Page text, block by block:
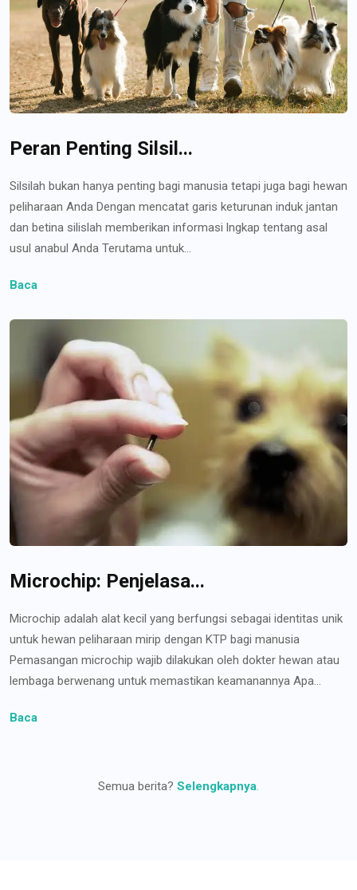
Peran Penting Silsil...
Silsilah bukan hanya penting bagi manusia tetapi juga bagi hewan
peliharaan Anda Dengan mencatat garis keturunan induk jantan
dan betina silislah memberikan informasi lngkap tentang asal
usul anabul Anda Terutama untuk...
Baca
Microchip: Penjelasa...
Microchip adalah alat kecil yang berfungsi sebagai identitas unik
untuk hewan peliharaan mirip dengan KTP bagi manusia
Pemasangan microchip wajib dilakukan oleh dokter hewan atau
lembaga berwenang untuk memastikan keamanannya Apa...
Baca
Semua berita? Selengkapnya